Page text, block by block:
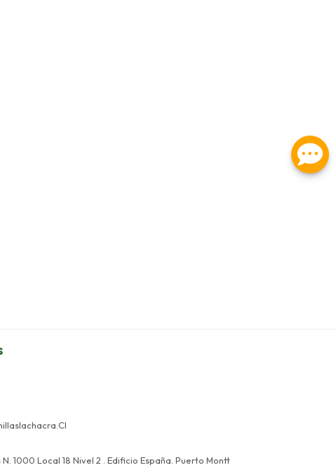
1000 Local 18 Nivel 2 . Edificio España. Puerto Montt